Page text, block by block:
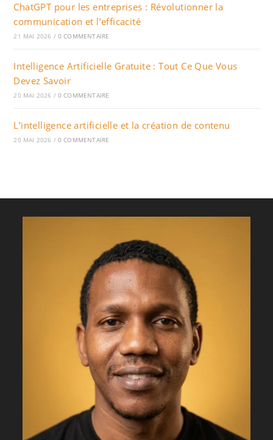
ChatGPT pour les entreprises : Révolutionner la
communication et l’efficacité
21 MAI 2026 / 0 COMMENTAIRE
Intelligence Artificielle Gratuite : Tout Ce Que Vous
Devez Savoir
20 MAI 2026 / 0 COMMENTAIRE
L’intelligence artificielle et la création de contenu
20 MAI 2026 / 0 COMMENTAIRE